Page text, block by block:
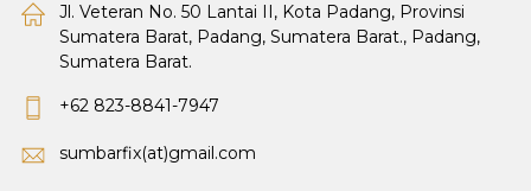
Jl. Veteran No. 50 Lantai II, Kota Padang, Provinsi
Sumatera Barat, Padang, Sumatera Barat., Padang,
Sumatera Barat.
+62 823-8841-7947
sumbarfix(at)gmail.com